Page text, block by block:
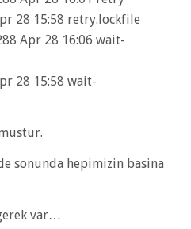
28 15:58 retry.lockfile
Apr 28 16:06 wait-
28 15:58 wait-
sonunda hepimizin basina
var…